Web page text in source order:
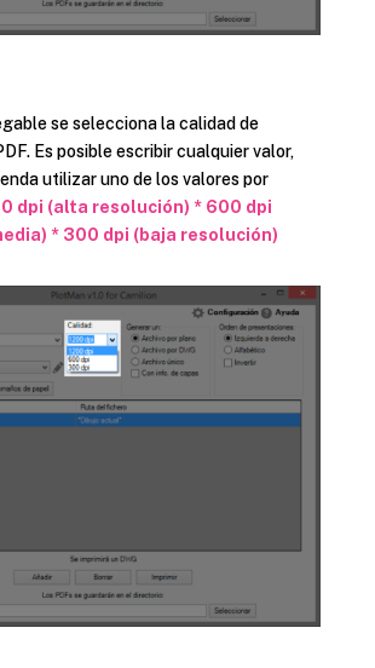
se selecciona la calidad de
Es posible escribir cualquier valor,
utilizar uno de los valores por
dpi (alta resolución) * 600 dpi
* 300 dpi (baja resolución)